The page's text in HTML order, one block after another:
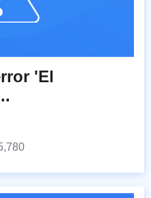
'El